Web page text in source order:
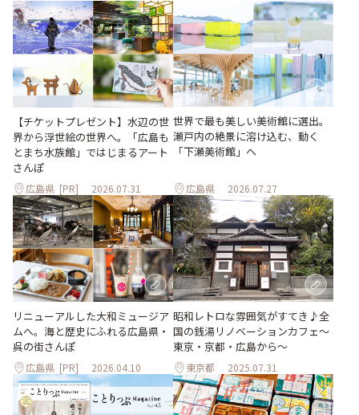
【チケットプレゼント】水辺の世
界から浮世絵の世界へ。「広島も
とまち水族館」ではじまるアート
さんぽ
広島県 [PR] 2026.07.31
世界で最も美しい美術館に選出。
瀬戸内の絶景に溶け込む、動く
「下瀬美術館」へ
広島県 2026.07.27
リニューアルした大和ミュージア
ムへ。海と歴史にふれる広島県・
呉の街さんぽ
広島県 [PR] 2026.04.10
昭和レトロな雰囲気がすてき♪全
国の銭湯リノベーションカフェ〜
東京・京都・広島から〜
東京都 2025.07.31